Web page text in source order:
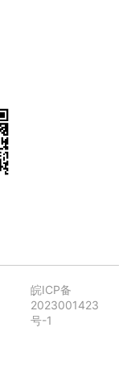
皖ICP备
2023001423
号-1